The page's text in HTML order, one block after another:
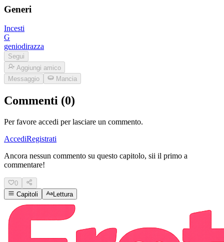
Generi
Incesti
G
geniodirazza
Segui
Aggiungi amico
Messaggio
Mancia
Commenti (0)
Per favore accedi per lasciare un commento.
AccediRegistrati
Ancora nessun commento su questo capitolo, sii il primo a
commentare!
0
Capitoli
Lettura